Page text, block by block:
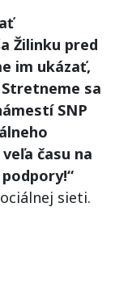
Žilinku pred
im ukázať,
sa
SNP
času na
sieti.